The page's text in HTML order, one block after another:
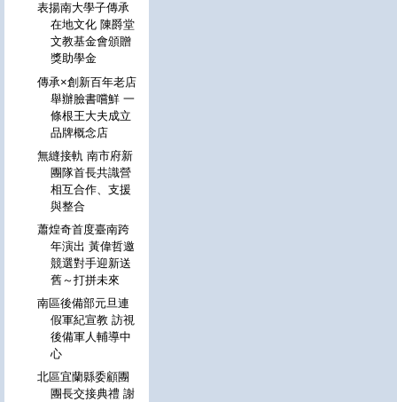
表揚南大學子傳承
在地文化 陳爵堂
文教基金會頒贈
獎助學金
傳承×創新百年老店
舉辦臉書嚐鮮 一
條根王大夫成立
品牌概念店
無縫接軌 南市府新
團隊首長共識營
相互合作、支援
與整合
蕭煌奇首度臺南跨
年演出 黃偉哲邀
競選對手迎新送
舊～打拼未來
南區後備部元旦連
假軍紀宣教 訪視
後備軍人輔導中
心
北區宜蘭縣委顧團
團長交接典禮 謝